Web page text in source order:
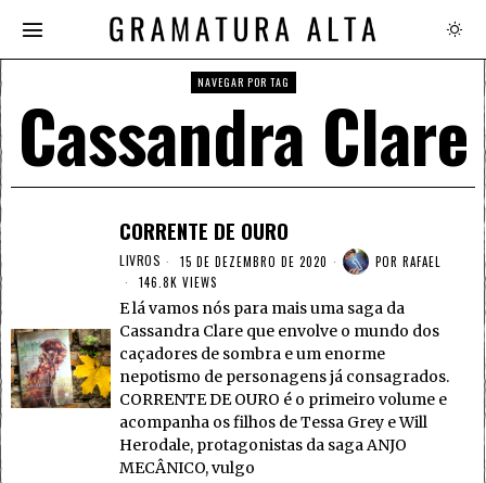
NAVEGAR POR TAG
Cassandra Clare
CORRENTE DE OURO
LIVROS 15 DE DEZEMBRO DE 2020 POR RAFAEL
146.8K VIEWS
E lá vamos nós para mais uma saga da
Cassandra Clare que envolve o mundo dos
caçadores de sombra e um enorme
nepotismo de personagens já consagrados.
CORRENTE DE OURO é o primeiro volume e
acompanha os filhos de Tessa Grey e Will
Herodale, protagonistas da saga ANJO
MECÂNICO, vulgo